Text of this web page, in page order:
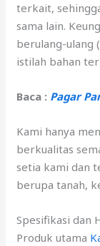
terkait,
sama lain.
berulang-ulang
istilah bahan
Baca : Pagar
Kami hanya
berkualitas
setia kami dan
berupa tanah,
Spesifikasi dan
Produk utama